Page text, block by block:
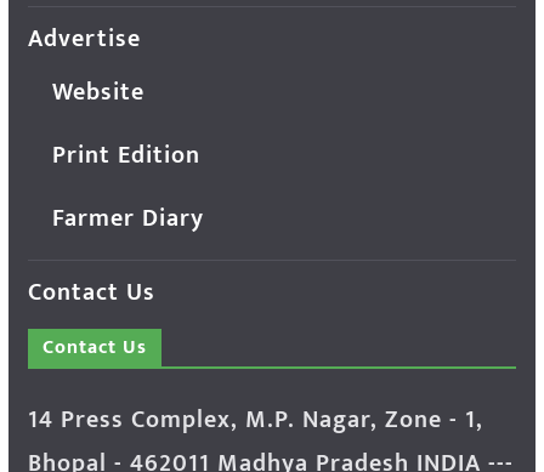
Advertise
Website
Print Edition
Farmer Diary
Contact Us
Contact Us
14 Press Complex, M.P. Nagar, Zone - 1,
Bhopal - 462011 Madhya Pradesh INDIA ---